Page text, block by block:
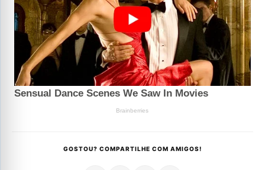
GOSTOU? COMPARTILHE COM AMIGOS!